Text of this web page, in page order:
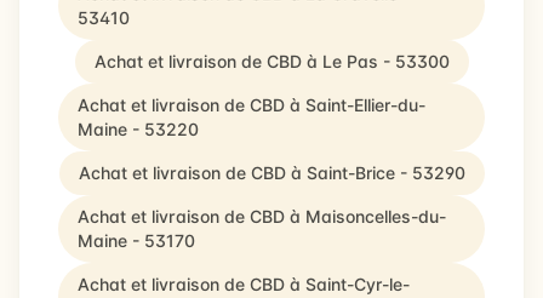
53410
Achat et livraison de CBD à Le Pas - 53300
Achat et livraison de CBD à Saint-Ellier-du-
Maine - 53220
Achat et livraison de CBD à Saint-Brice - 53290
Achat et livraison de CBD à Maisoncelles-du-
Maine - 53170
Achat et livraison de CBD à Saint-Cyr-le-